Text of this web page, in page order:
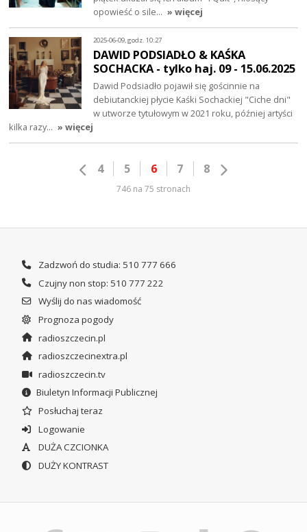
opowieść o sile… » więcej
2025-06-09, godz. 10:27
DAWID PODSIADŁO & KAŚKA
SOCHACKA - tylko haj. 09 - 15.06.2025
Dawid Podsiadło pojawił się gościnnie na
debiutanckiej płycie Kaśki Sochackiej "Ciche dni"
w utworze tytułowym w 2021 roku, później artyści
kilka razy… » więcej
4 5 6 7 8
746 na 75 stronach
Zadzwoń do studia: 510 777 666
Czujny non stop: 510 777 222
Wyślij do nas wiadomość
Prognoza pogody
radioszczecin.pl
radioszczecinextra.pl
radioszczecin.tv
Biuletyn Informacji Publicznej
Posłuchaj teraz
Logowanie
DUŻA CZCIONKA
DUŻY KONTRAST